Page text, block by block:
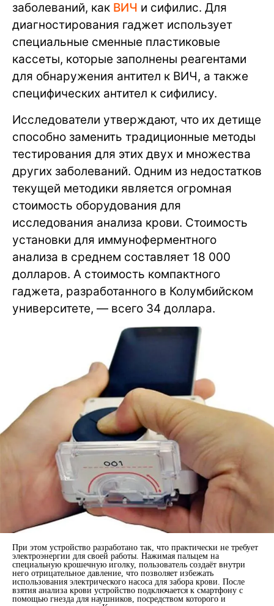
заболеваний, как ВИЧ и сифилис. Для
диагностирования гаджет использует
специальные сменные пластиковые
кассеты, которые заполнены реагентами
для обнаружения антител к ВИЧ, а также
специфических антител к сифилису.
Исследователи утверждают, что их детище
способно заменить традиционные методы
тестирования для этих двух и множества
других заболеваний. Одним из недостатков
текущей методики является огромная
стоимость оборудования для
исследования анализа крови. Стоимость
установки для иммуноферментного
анализа в среднем составляет 18 000
долларов. А стоимость компактного
гаджета, разработанного в Колумбийском
университете, — всего 34 доллара.
При этом устройство разработано так, что практически не требует
электроэнергии для своей работы. Нажимая пальцем на
специальную крошечную иголку, пользователь создаёт внутри
него отрицательное давление, что позволяет избежать
использования электрического насоса для забора крови. После
взятия анализа крови устройство подключается к смартфону с
помощью гнезда для наушников, посредством которого и